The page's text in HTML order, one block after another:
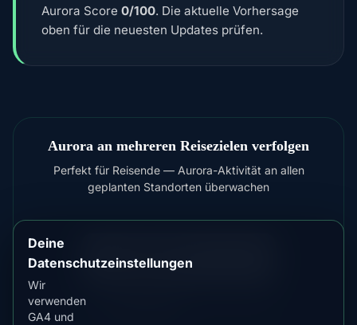
Aurora Score 0/100. Die aktuelle Vorhersage
oben für die neuesten Updates prüfen.
Aurora an mehreren Reisezielen verfolgen
Perfekt für Reisende — Aurora-Aktivität an allen
geplanten Standorten überwachen
App Store
★★★★★4.84
Deine
Datenschutzeinstellungen
Wir
verwenden
GA4 und